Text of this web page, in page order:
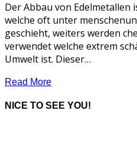
Der Abbau von
welche oft unter
geschieht, weiters werden
verwendet welche extrem
Umwelt ist. Dieser…
Read More
NICE TO SEE YOU!